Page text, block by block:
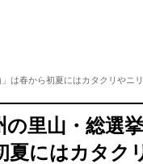
は春から初夏にはカタクリやニ
里山・総選
夏にはカタク